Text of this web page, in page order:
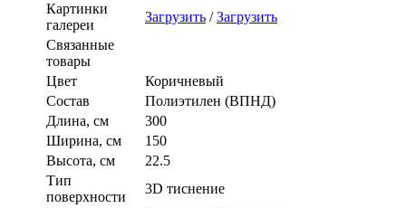
Картинки
галереи
Загрузить /Загрузить
Связанные
товары
Цвет
Коричневый
Состав
Полиэтилен (ВПНД)
Длина, см
300
Ширина, см
150
Высота, см
22.5
Тип
поверхности
3D тиснение